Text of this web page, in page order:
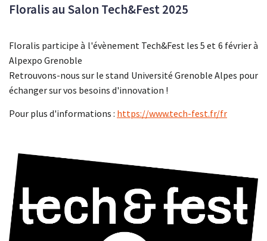
Floralis au Salon Tech&Fest 2025
Floralis participe à l'évènement Tech&Fest les 5 et 6 février à
Alpexpo Grenoble
Retrouvons-nous sur le stand Université Grenoble Alpes pour
échanger sur vos besoins d'innovation !
Pour plus d'informations : https://www.tech-fest.fr/fr